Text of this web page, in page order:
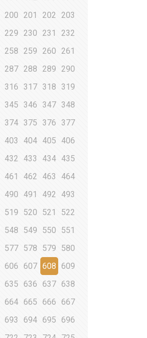
200 201 202
203
229 230 231
232
258 259 260
261
287 288 289
290
316 317 318
319
345 346 347 348
374 375 376
377
403 404 405
406
432 433 434 435
461 462 463
464
490 491 492
493
519 520 521
522
548 549 550
551
577 578 579
580
606 607 608
609
635 636 637 638
664 665 666
667
693 694 695
696